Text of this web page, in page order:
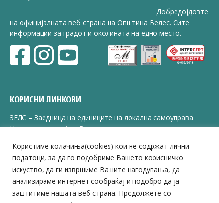
Користиме колачиња(cookies) кои не содржат лични
податоци, за да го подобриме Вашето корисничко
искуство, да ги извршиме Вашите нагодувања, да
анализираме интернет сообраќај и подобро да ја
заштитиме нашата веб страна. Продолжете со
Добредојдовте
на официјалната веб страна на Општина Велес. Сите
информации за градот и околината на едно место.
КОРИСНИ ЛИНКОВИ
ЗЕЛС – Заедница на единиците на локална самоуправа
Центар за развој на Вардарски плански регион
ЈПССО „Парк – спорт и паркинзи“
ЛБ „Гоце Делчев“
ЛУ „Народен Музеј“
Влада на Република Северна Македонија
Собрание на Република Северна Македонија